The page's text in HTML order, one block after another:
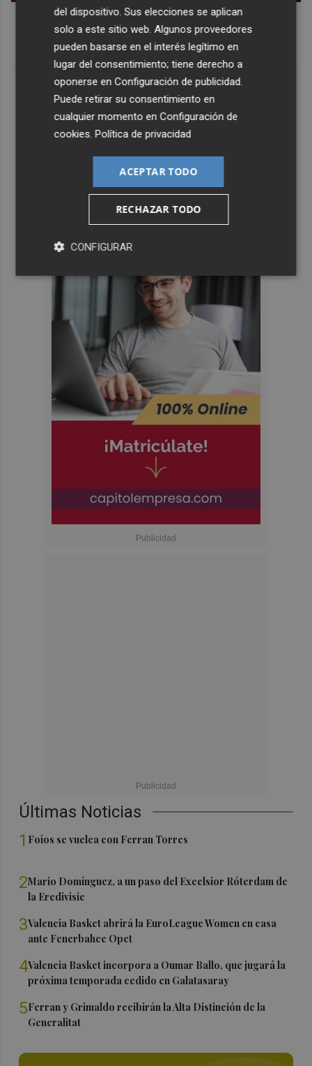
Últimas Noticias
1 Foios se vuelca con Ferran Torres
2Mario Domínguez, a un paso del Excelsior Róterdam de
la Eredivisie
3Valencia Basket abrirá la EuroLeague Women en casa
ante Fenerbahce Opet
4Valencia Basket incorpora a Oumar Ballo, que jugará la
próxima temporada cedido en Galatasaray
5Ferran y Grimaldo recibirán la Alta Distinción de la
Generalitat
Corepunk MMORPG
Un verdadero MMORPG de la vieja escuela ¡Cómo los de
antes, pero mejor!
DISCOVER WITH
del dispositivo. Sus elecciones se aplican
solo a este sitio web. Algunos proveedores
pueden basarse en el interés legítimo en
lugar del consentimiento; tiene derecho a
oponerse enConfiguración de publicidad.
Puede retirar su consentimiento en
cualquier momento enConfiguración de
cookies.Política de privacidad
ACEPTAR TODO
RECHAZAR TODO
CONFIGURAR